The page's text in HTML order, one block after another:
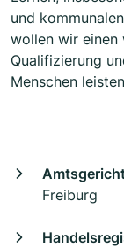
und
wollen wir einen
Qualifizierung
Menschen
Freiburg